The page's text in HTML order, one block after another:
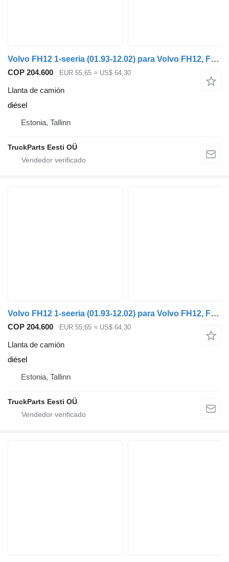
Volvo FH12 1-seeria (01.93-12.02) para Volvo FH12, FH16, NH12, FH, VNL780 (1993-2014)
COP 204.600 EUR 55,65 ≈ US$ 64,30
Llanta de camión
diésel
Estonia, Tallinn
TruckParts Eesti OÜ
Volvo FH12 1-seeria (01.93-12.02) para Volvo FH12, FH16, NH12, FH, VNL780 (1993-2014)
COP 204.600 EUR 55,65 ≈ US$ 64,30
Llanta de camión
diésel
Estonia, Tallinn
TruckParts Eesti OÜ